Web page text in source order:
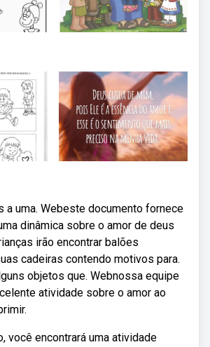
a uma. Webeste documento fornece
dinâmica sobre o amor de deus
irão encontrar balões
cadeiras contendo motivos para.
objetos que. Webnossa equipe
atividade sobre o amor ao
você encontrará uma atividade